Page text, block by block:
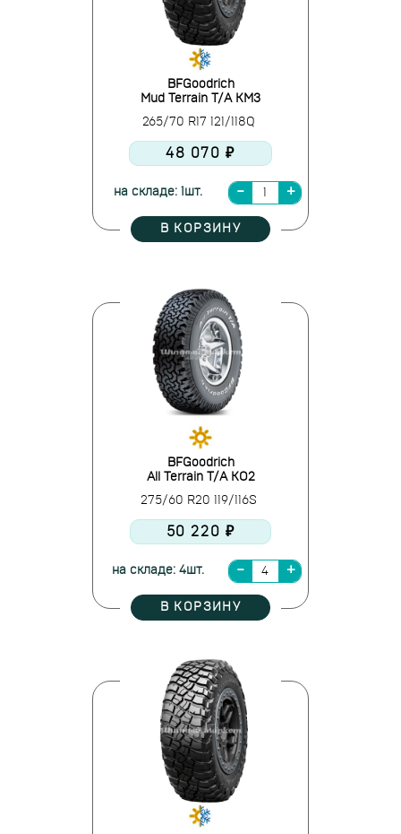
BFGoodrich
Mud Terrain T/A KM3
265/70 R17 121/118Q
48 070 ₽
на складе: 1шт.
В КОРЗИНУ
BFGoodrich
All Terrain T/A KO2
275/60 R20 119/116S
50 220 ₽
на складе: 4шт.
В КОРЗИНУ